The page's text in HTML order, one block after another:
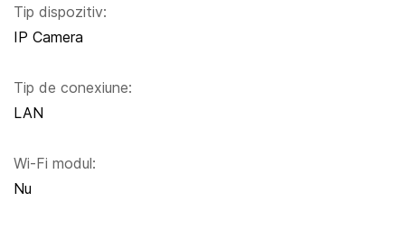
Tip dispozitiv:
IP Camera
Tip de conexiune:
LAN
Wi-Fi modul:
Nu